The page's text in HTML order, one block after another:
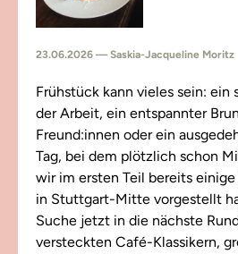
23.06.2026 — Saskia-Jacqueline Moritz
Frühstück kann vieles sein: ein
der Arbeit, ein entspannter
Freund:innen oder ein
Tag, bei dem plötzlich schon
wir im ersten Teil bereits einige
in Stuttgart-Mitte vorgestellt
Suche jetzt in die nächste
versteckten Café-Klassikern,